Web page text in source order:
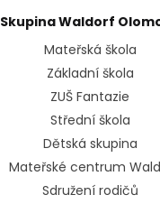
Skupina Waldorf
Mateřská škola
Základní škola
ZUŠ Fantazie
Střední škola
Dětská skupina
Mateřské centrum
Sdružení rodičů